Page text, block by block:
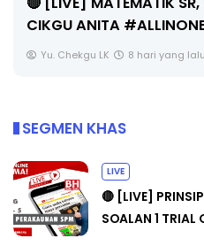
CIKGU ANITA
Yu. Chekgu LK 8 hari yang lalu
SEGMEN KHAS
LIVE
🔴 [LIVE]
SOALAN 1 TRIAL